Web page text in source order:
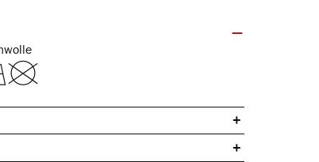
Baumwolle